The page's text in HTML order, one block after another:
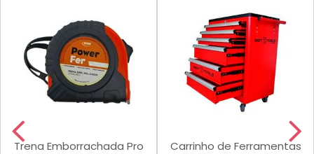
Trena Emborrachada Pro
Carrinho de Ferramentas